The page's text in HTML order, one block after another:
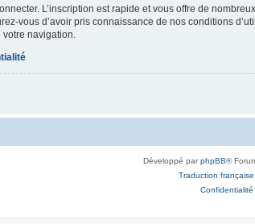
L’inscription est rapide et vous offre de
vous d’avoir pris connaissance de nos conditions
navigation.
Développé parphpBB®
Traduction
Confidentialité